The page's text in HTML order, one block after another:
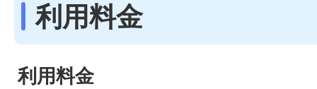
利用料金
利用料金